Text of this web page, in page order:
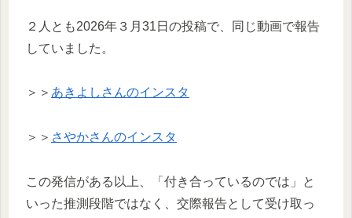
２人とも2026年３月31日の投稿で、同じ動画で報告
していました。
＞＞ あきよしさんのインスタ
＞＞ さやかさんのインスタ
この発信がある以上、「付き合っているのでは」と
いった推測段階ではなく、交際報告として受け取っ